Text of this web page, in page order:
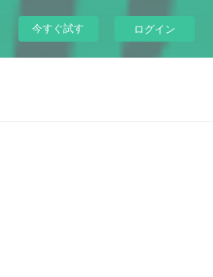
今すぐ試す ログイン